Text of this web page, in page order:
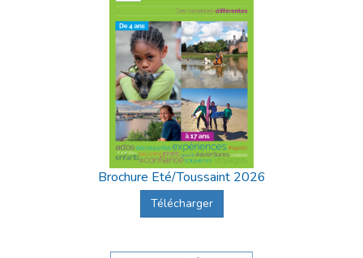
Brochure Eté/Toussaint 2026
Télécharger